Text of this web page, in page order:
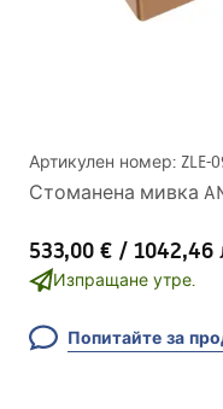
Артикулен номер: ZLE-
Стоманена мивка
533,00 € / 1042,46
Изпращане утре.
Попитайте за